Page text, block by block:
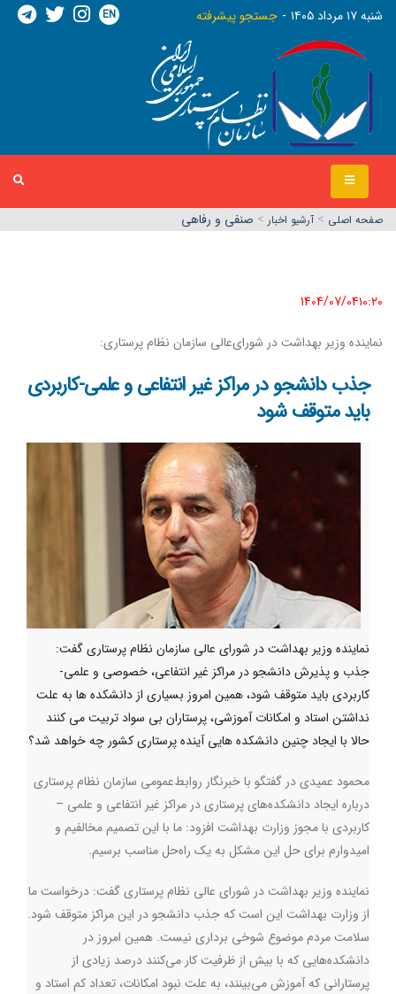
شنبه ١٧ مرداد ١٤٠٥ جستجو پیشرفته EN
صفحه اصلي > آرشیو اخبار > صنفی و رفاهی
1404/07/04١٠:٢٠
نماینده وزیر بهداشت در شورای‌عالی سازمان نظام پرستاری:
جذب دانشجو در مراکز غیر انتفاعی و علمی-کاربردی
باید متوقف شود
نماینده وزیر بهداشت در شورای عالی سازمان نظام پرستاری گفت:
جذب و پذیرش دانشجو در مراکز غیر انتفاعی، خصوصی و علمی-
کاربردی باید متوقف شود، همین امروز بسیاری از دانشکده ها به علت
نداشتن استاد و امکانات آموزشی، پرستاران بی سواد تربیت می کنند
حالا با ایجاد چنین دانشکده هایی آینده پرستاری کشور چه خواهد شد؟
محمود عمیدی در گفتگو با خبرنگار روابط‌عمومی سازمان نظام پرستاری
درباره ایجاد دانشکده‌های پرستاری در مراکز غیر انتفاعی و علمی –
کاربردی با مجوز وزارت بهداشت افزود: ما با این تصمیم مخالفیم و
امیدوارم برای حل این مشکل به یک راه‌حل مناسب برسیم.
نماینده وزیر بهداشت در شورای عالی نظام پرستاری گفت: درخواست ما
از وزارت بهداشت این است که جذب دانشجو در این مراکز متوقف شود.
سلامت مردم موضوع شوخی برداری نیست. همین امروز در
دانشکده‌هایی که با بیش از ظرفیت کار می‌کنند درصد زیادی از
پرستارانی که آموزش می‌بینند، به علت نبود امکانات، تعداد کم استاد و